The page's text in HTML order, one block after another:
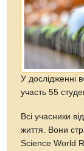
У дослідженні
участь 55
Всі учасники
життя. Вони
Science World